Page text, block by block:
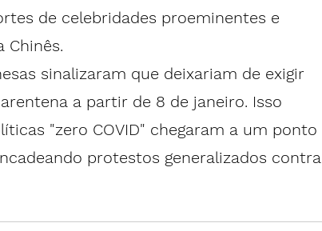
de celebridades proeminentes e
Chinês.
sinalizaram que deixariam de exigir
a partir de 8 de janeiro. Isso
"zero COVID" chegaram a um ponto
protestos generalizados contra